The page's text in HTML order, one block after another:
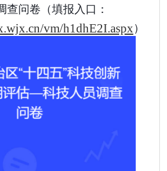
查问卷（填报入口：
vm/h1dhE2I.aspx）